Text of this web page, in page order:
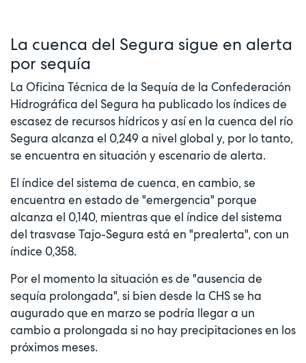
La cuenca del Segura sigue en alerta
por sequía
La Oficina Técnica de la Sequía de la Confederación
Hidrográfica del Segura ha publicado los índices de
escasez de recursos hídricos y así en la cuenca del río
Segura alcanza el 0,249 a nivel global y, por lo tanto,
se encuentra en situación y escenario de alerta.
El índice del sistema de cuenca, en cambio, se
encuentra en estado de "emergencia" porque
alcanza el 0,140, mientras que el índice del sistema
del trasvase Tajo-Segura está en "prealerta", con un
índice 0,358.
Por el momento la situación es de "ausencia de
sequía prolongada", si bien desde la CHS se ha
augurado que en marzo se podría llegar a un
cambio a prolongada si no hay precipitaciones en los
próximos meses.